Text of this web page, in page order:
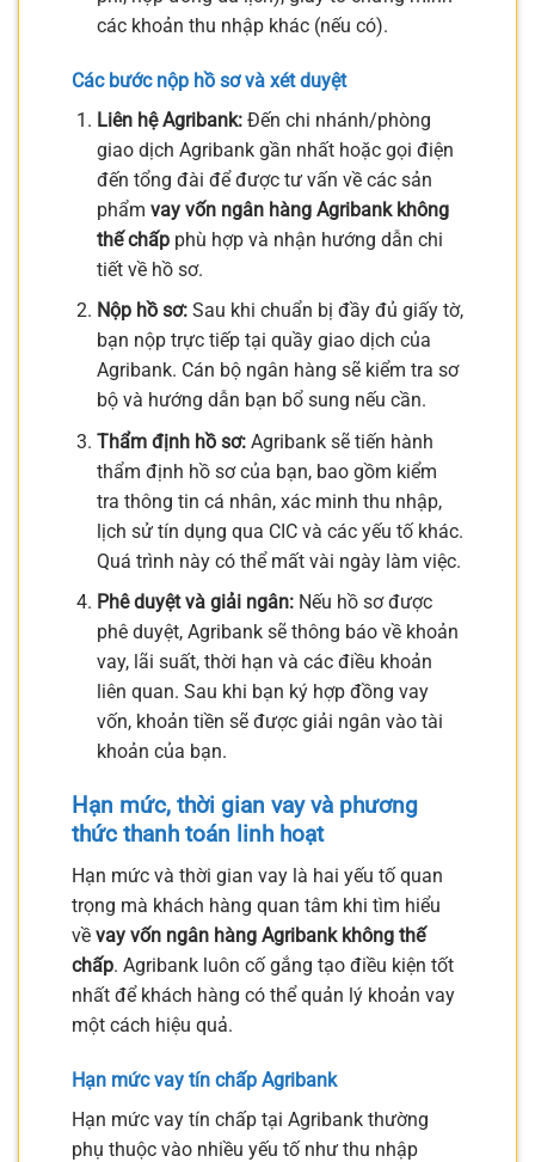
các khoản thu nhập khác (nếu có).
Các bước nộp hồ sơ và xét duyệt
Liên hệ Agribank:Đến chi nhánh/phòng
giao dịch Agribank gần nhất hoặc gọi điện
đến tổng đài để được tư vấn về các sản
phẩm vay vốn ngân hàng Agribank không
thế chấpphù hợp và nhận hướng dẫn chi
tiết về hồ sơ.
Nộp hồ sơ:Sau khi chuẩn bị đầy đủ giấy tờ,
bạn nộp trực tiếp tại quầy giao dịch của
Agribank. Cán bộ ngân hàng sẽ kiểm tra sơ
bộ và hướng dẫn bạn bổ sung nếu cần.
Thẩm định hồ sơ:Agribank sẽ tiến hành
thẩm định hồ sơ của bạn, bao gồm kiểm
tra thông tin cá nhân, xác minh thu nhập,
lịch sử tín dụng qua CIC và các yếu tố khác.
Quá trình này có thể mất vài ngày làm việc.
Phê duyệt và giải ngân:Nếu hồ sơ được
phê duyệt, Agribank sẽ thông báo về khoản
vay, lãi suất, thời hạn và các điều khoản
liên quan. Sau khi bạn ký hợp đồng vay
vốn, khoản tiền sẽ được giải ngân vào tài
khoản của bạn.
Hạn mức, thời gian vay và phương
thức thanh toán linh hoạt
Hạn mức và thời gian vay là hai yếu tố quan
trọng mà khách hàng quan tâm khi tìm hiểu
về vay vốn ngân hàng Agribank không thế
chấp. Agribank luôn cố gắng tạo điều kiện tốt
nhất để khách hàng có thể quản lý khoản vay
một cách hiệu quả.
Hạn mức vay tín chấp Agribank
Hạn mức vay tín chấp tại Agribank thường
phụ thuộc vào nhiều yếu tố như thu nhập